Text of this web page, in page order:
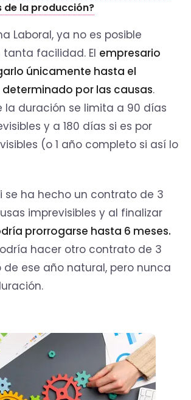
la producción?
Laboral, ya no es posible
facilidad. El empresario
únicamente hasta el
por las causas.
la duración se limita a 90 días
y a 180 días si es por
(o 1 año completo si así lo
se ha hecho un contrato de 3
imprevisibles y al finalizar
prorrogarse hasta 6 meses.
hacer otro contrato de 3
de ese año natural, pero nunca